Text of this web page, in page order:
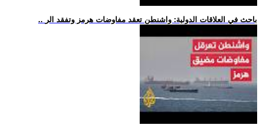
.. باحث في العلاقات الدولية: واشنطن تعقد مفاوضات هرمز وتفقد الر